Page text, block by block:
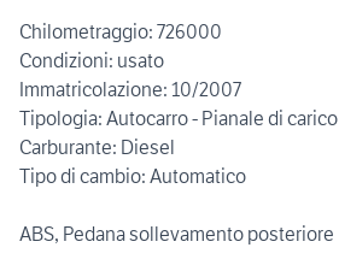
Chilometraggio: 726000
Condizioni: usato
Immatricolazione: 10/2007
Tipologia: Autocarro - Pianale di carico
Carburante: Diesel
Tipo di cambio: Automatico
ABS, Pedana sollevamento posteriore